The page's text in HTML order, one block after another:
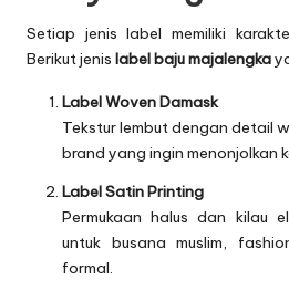
Setiap jenis label memiliki
Berikut jenis label baju majalengka
Label Woven Damask
Tekstur lembut dengan detail
brand yang ingin menonjolkan
Label Satin Printing
Permukaan halus dan kilau
untuk busana muslim,
formal.